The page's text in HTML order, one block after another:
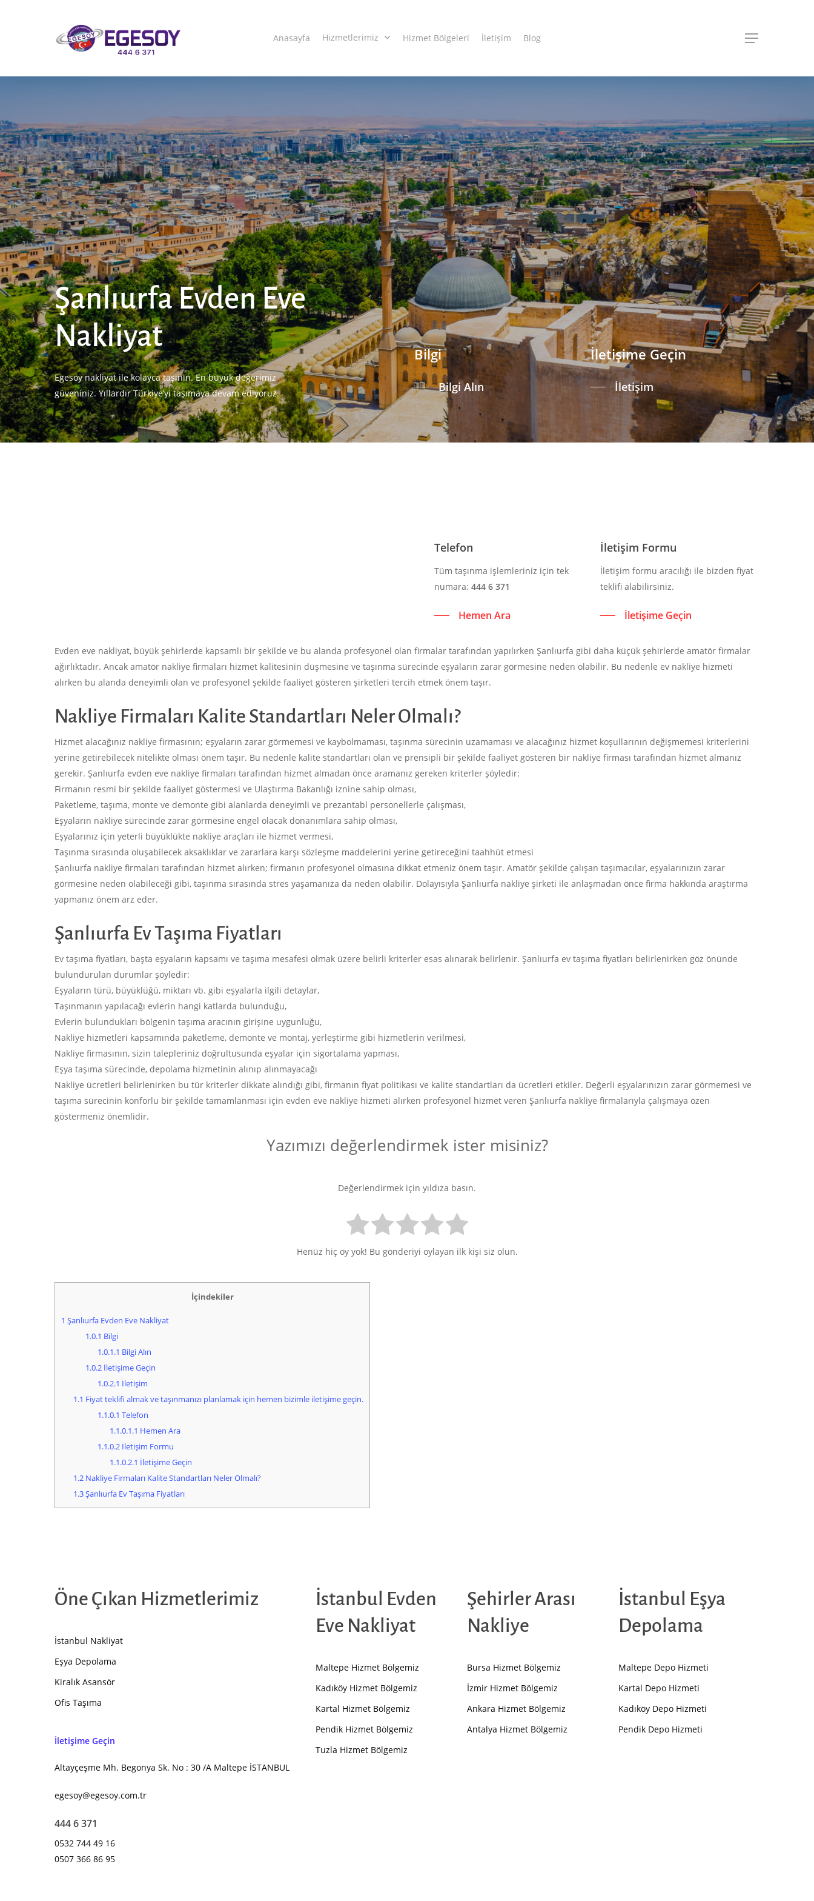
Anasayfa Hizmetlerimiz Hizmet Bölgeleri İletişim Blog
Şanlıurfa Evden Eve
Nakliyat
Egesoy nakliyat ile kolayca taşının. En büyük değerimiz
güveniniz. Yıllardır Türkiye’yi taşımaya devam ediyoruz.
Bilgi
Bilgi Alın
İletişime Geçin
İletişim
Telefon
Tüm taşınma işlemleriniz için tek
numara:444 6 371
Hemen Ara
İletişim Formu
İletişim formu aracılığı ile bizden fiyat
teklifi alabilirsiniz.
İletişime Geçin
Evden eve nakliyat, büyük şehirlerde kapsamlı bir şekilde ve bu alanda profesyonel olan firmalar tarafından yapılırken Şanlıurfa gibi daha küçük şehirlerde amatör firmalar
ağırlıktadır. Ancak amatör nakliye firmaları hizmet kalitesinin düşmesine ve taşınma sürecinde eşyaların zarar görmesine neden olabilir. Bu nedenle ev nakliye hizmeti
alırken bu alanda deneyimli olan ve profesyonel şekilde faaliyet gösteren şirketleri tercih etmek önem taşır.
Nakliye Firmaları Kalite Standartları Neler Olmalı?
Hizmet alacağınız nakliye firmasının; eşyaların zarar görmemesi ve kaybolmaması, taşınma sürecinin uzamaması ve alacağınız hizmet koşullarının değişmemesi kriterlerini
yerine getirebilecek nitelikte olması önem taşır. Bu nedenle kalite standartları olan ve prensipli bir şekilde faaliyet gösteren bir nakliye firması tarafından hizmet almanız
gerekir. Şanlıurfa evden eve nakliye firmaları tarafından hizmet almadan önce aramanız gereken kriterler şöyledir:
Firmanın resmi bir şekilde faaliyet göstermesi ve Ulaştırma Bakanlığı iznine sahip olması,
Paketleme, taşıma, monte ve demonte gibi alanlarda deneyimli ve prezantabl personellerle çalışması,
Eşyaların nakliye sürecinde zarar görmesine engel olacak donanımlara sahip olması,
Eşyalarınız için yeterli büyüklükte nakliye araçları ile hizmet vermesi,
Taşınma sırasında oluşabilecek aksaklıklar ve zararlara karşı sözleşme maddelerini yerine getireceğini taahhüt etmesi
Şanlıurfa nakliye firmaları tarafından hizmet alırken; firmanın profesyonel olmasına dikkat etmeniz önem taşır. Amatör şekilde çalışan taşımacılar, eşyalarınızın zarar
görmesine neden olabileceği gibi, taşınma sırasında stres yaşamanıza da neden olabilir. Dolayısıyla Şanlıurfa nakliye şirketi ile anlaşmadan önce firma hakkında araştırma
yapmanız önem arz eder.
Şanlıurfa Ev Taşıma Fiyatları
Ev taşıma fiyatları, başta eşyaların kapsamı ve taşıma mesafesi olmak üzere belirli kriterler esas alınarak belirlenir. Şanlıurfa ev taşıma fiyatları belirlenirken göz önünde
bulundurulan durumlar şöyledir:
Eşyaların türü, büyüklüğü, miktarı vb. gibi eşyalarla ilgili detaylar,
Taşınmanın yapılacağı evlerin hangi katlarda bulunduğu,
Evlerin bulundukları bölgenin taşıma aracının girişine uygunluğu,
Nakliye hizmetleri kapsamında paketleme, demonte ve montaj, yerleştirme gibi hizmetlerin verilmesi,
Nakliye firmasının, sizin talepleriniz doğrultusunda eşyalar için sigortalama yapması,
Eşya taşıma sürecinde, depolama hizmetinin alınıp alınmayacağı
Nakliye ücretleri belirlenirken bu tür kriterler dikkate alındığı gibi, firmanın fiyat politikası ve kalite standartları da ücretleri etkiler. Değerli eşyalarınızın zarar görmemesi ve
taşıma sürecinin konforlu bir şekilde tamamlanması için evden eve nakliye hizmeti alırken profesyonel hizmet veren Şanlıurfa nakliye firmalarıyla çalışmaya özen
göstermeniz önemlidir.
Yazımızı değerlendirmek ister misiniz?
Değerlendirmek için yıldıza basın.
Henüz hiç oy yok! Bu gönderiyi oylayan ilk kişi siz olun.
İçindekiler
1 Şanlıurfa Evden Eve Nakliyat
1.0.1 Bilgi
1.0.1.1 Bilgi Alın
1.0.2İletişime Geçin
1.0.2.1 İletişim
1.1 Fiyat teklifi almak ve taşınmanızı planlamak için hemen bizimle iletişime geçin.
1.1.0.1 Telefon
1.1.0.1.1 Hemen Ara
1.1.0.2İletişim Formu
1.1.0.2.1 İletişime Geçin
1.2Nakliye Firmaları Kalite Standartları Neler Olmalı?
1.3Şanlıurfa Ev Taşıma Fiyatları
Öne Çıkan Hizmetlerimiz
İstanbul Nakliyat
Eşya Depolama
Kiralık Asansör
Ofis Taşıma
İletişime Geçin
Altayçeşme Mh. Begonya Sk. No : 30 /A Maltepe İSTANBUL
egesoy@egesoy.com.tr
444 6 371
0532 744 49 16
0507 366 86 95
İstanbul Evden
Eve Nakliyat
Maltepe Hizmet Bölgemiz
Kadıköy Hizmet Bölgemiz
Kartal Hizmet Bölgemiz
Pendik Hizmet Bölgemiz
Tuzla Hizmet Bölgemiz
Şehirler Arası
Nakliye
Bursa Hizmet Bölgemiz
İzmir Hizmet Bölgemiz
Ankara Hizmet Bölgemiz
Antalya Hizmet Bölgemiz
İstanbul Eşya
Depolama
Maltepe Depo Hizmeti
Kartal Depo Hizmeti
Kadıköy Depo Hizmeti
Pendik Depo Hizmeti
egesoy@egesoy.com.tr